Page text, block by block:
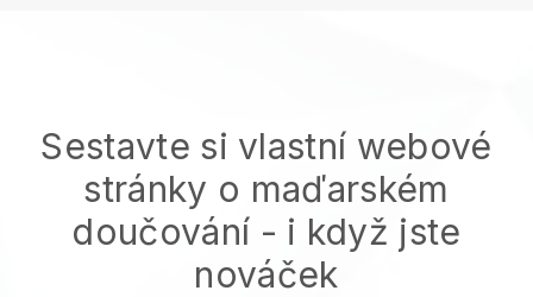
Sestavte si vlastní webové
stránky o maďarském
doučování - i když jste
nováček